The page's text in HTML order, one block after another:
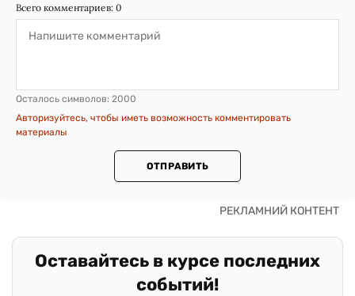
Всего комментариев: 0
Осталось символов: 2000
Авторизуйтесь, чтобы иметь возможность комментировать
материалы
ОТПРАВИТЬ
Оставайтесь в курсе последних
событий!